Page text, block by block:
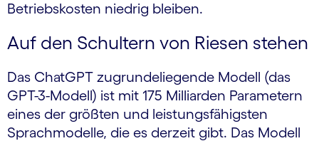
Betriebskosten niedrig bleiben.
Auf den Schultern von Riesen stehen
Das ChatGPT zugrundeliegende Modell (das
GPT-3-Modell) ist mit 175 Milliarden Parametern
eines der größten und leistungsfähigsten
Sprachmodelle, die es derzeit gibt. Das Modell